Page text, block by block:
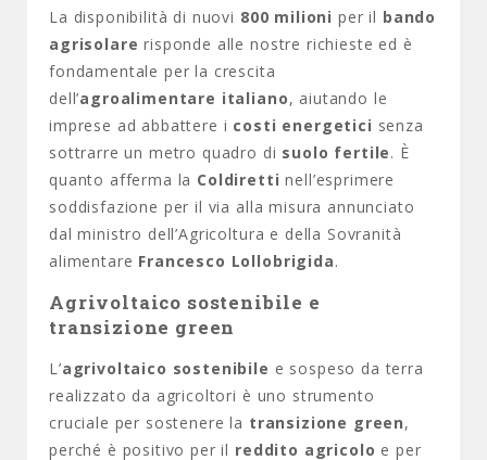
La disponibilità di nuovi 800 milioni per il bando
agrisolare risponde alle nostre richieste ed è
fondamentale per la crescita
dell’agroalimentare italiano, aiutando le
imprese ad abbattere i costi energetici senza
sottrarre un metro quadro di suolo fertile. È
quanto afferma la Coldiretti nell’esprimere
soddisfazione per il via alla misura annunciato
dal ministro dell’Agricoltura e della Sovranità
alimentare Francesco Lollobrigida.
Agrivoltaico sostenibile e
transizione green
L’agrivoltaico sostenibile e sospeso da terra
realizzato da agricoltori è uno strumento
cruciale per sostenere la transizione green,
perché è positivo per il reddito agricolo e per